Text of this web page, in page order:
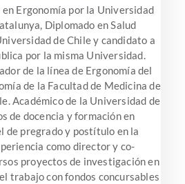
Ergonomía por la Universidad
Diplomado en Salud
de Chile y candidato a
por la misma Universidad.
de la línea de Ergonomía del
de la Facultad de Medicina de
Académico de la Universidad de
de docencia y formación en
de pregrado y postítulo en la
como director y co-
proyectos de investigación en
trabajo con fondos concursables